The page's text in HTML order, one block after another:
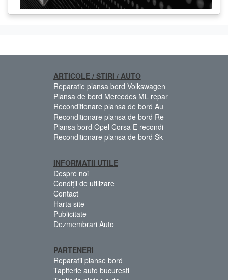
ARTICOLE / STIRI / AUTO
Reparatie plansa bord Volkswagen
Plansa de bord Mercedes ML repar
Reconditionare plansa de bord Au
Reconditionare plansa de bord Re
Plansa bord Opel Corsa E recondi
Reconditionare plansa de bord Sk
INFORMATII UTILE
Despre noi
Condiții de utilizare
Contact
Harta site
Publicitate
Dezmembrari Auto
PARTENERI
Reparatii planse bord
Tapiterie auto bucuresti